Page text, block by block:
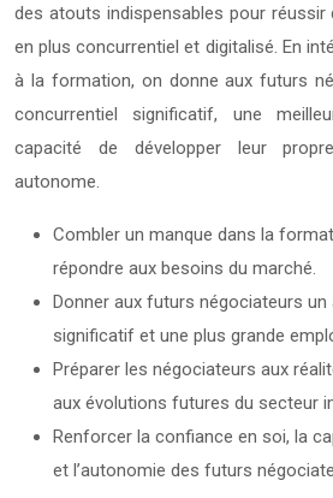
des atouts indispensables pour réussir
en plus concurrentiel et digitalisé. En
à la formation, on donne aux futurs
concurrentiel significatif, une
capacité de développer leur
autonome.
Combler un manque dans la
répondre aux besoins du marché.
Donner aux futurs négociateurs
significatif et une plus grande
Préparer les négociateurs aux
aux évolutions futures du secteur
Renforcer la confiance en soi, la
et l’autonomie des futurs